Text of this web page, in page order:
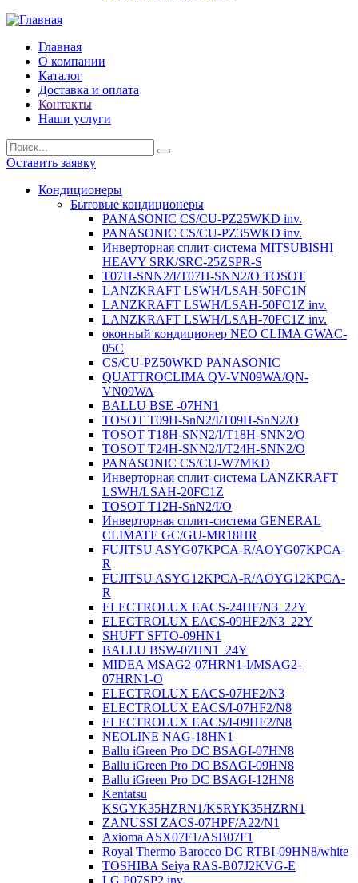
Главная
О компании
Каталог
Доставка и оплата
Контакты
Наши услуги
Оставить заявку
Кондиционеры
Бытовые кондиционеры
PANASONIC CS/CU-PZ25WKD inv.
PANASONIC CS/CU-PZ35WKD inv.
Инверторная сплит-система MITSUBISHI
HEAVY SRK/SRC-25ZSPR-S
T07H-SNN2/I/T07H-SNN2/O TOSOT
LANZKRAFT LSWH/LSAH-50FC1N
LANZKRAFT LSWH/LSAH-50FC1Z inv.
LANZKRAFT LSWH/LSAH-70FC1Z inv.
оконный кондиционер NEO CLIMA GWAC-
05C
CS/CU-PZ50WKD PANASONIC
QUATTROCLIMA QV-VN09WA/QN-
VN09WA
BALLU BSE -07HN1
TOSOT T09H-SnN2/I/T09H-SnN2/O
TOSOT T18H-SNN2/I/T18H-SNN2/O
TOSOT T24H-SNN2/I/T24H-SNN2/O
PANASONIC CS/CU-W7MKD
Инверторная сплит-система LANZKRAFT
LSWH/LSAH-20FC1Z
TOSOT T12H-SnN2/I/O
Инверторная сплит-система GENERAL
CLIMATE GC/GU-MR18HR
FUJITSU ASYG07KPCA-R/AOYG07KPCA-
R
FUJITSU ASYG12KPCA-R/AOYG12KPCA-
R
ELECTROLUX EACS-24HF/N3_22Y
ELECTROLUX EACS-09HF2/N3_22Y
SHUFT SFTO-09HN1
BALLU BSW-07HN1_24Y
MIDEA MSAG2-07HRN1-I/MSAG2-
07HRN1-O
ELECTROLUX EACS-07HF2/N3
ELECTROLUX EACS/I-07HF2/N8
ELECTROLUX EACS/I-09HF2/N8
NEOLINE NAG-18HN1
Ballu iGreen Pro DC BSAGI-07HN8
Ballu iGreen Pro DC BSAGI-09HN8
Ballu iGreen Pro DC BSAGI-12HN8
Kentatsu
KSGYK35HZRN1/KSRYK35HZRN1
ZANUSSI ZACS-07HPF/A22/N1
Axioma ASX07F1/ASB07F1
Royal Thermo Barocco DC RTBI-09HN8/white
TOSHIBA Seiya RAS-B07J2KVG-E
LG P07SP2 inv.